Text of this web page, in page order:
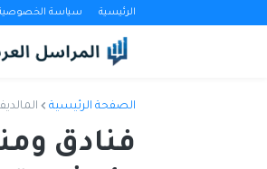
الرئيسية سياسة
الصفحة الرئيسية
فنادق